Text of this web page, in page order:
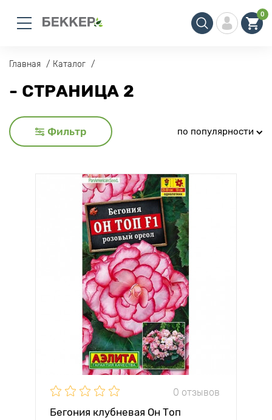
0
Главная Каталог
- СТРАНИЦА 2
Фильтр по популярности
0 отзывов
Бегония клубневая Он Топ